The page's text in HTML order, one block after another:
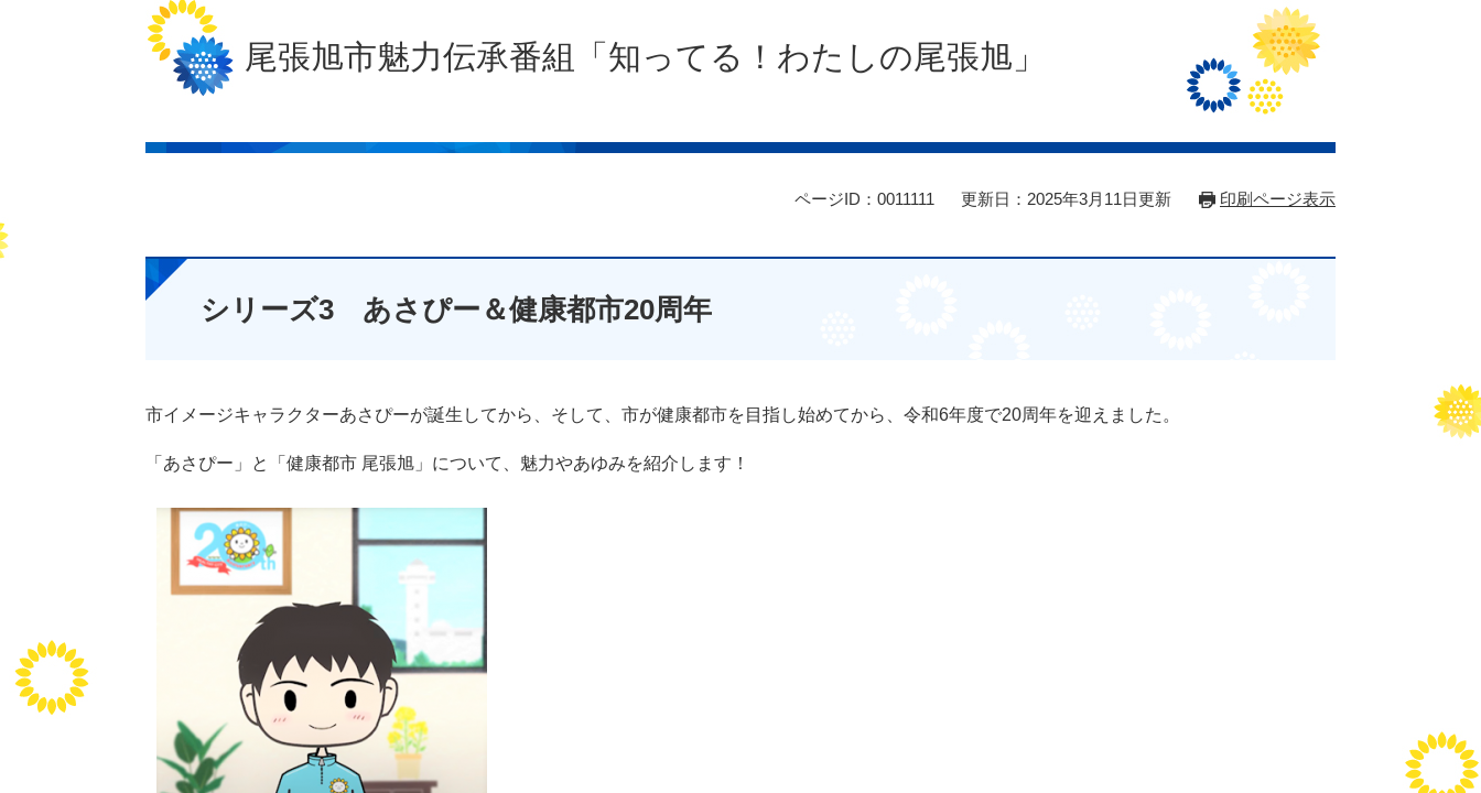
文
尾張旭市魅力伝承番組「知ってる！わたしの尾張旭」
ページID：0011111 更新日：2025年3月11日更新 印刷ページ表示
シリーズ3 あさぴー＆健康都市20周年
市イメージキャラクターあさぴーが誕生してから、そして、市が健康都市を目指し始めてから、令和6年度で20周年を迎えました。
「あさぴー」と「健康都市 尾張旭」について、魅力やあゆみを紹介します！